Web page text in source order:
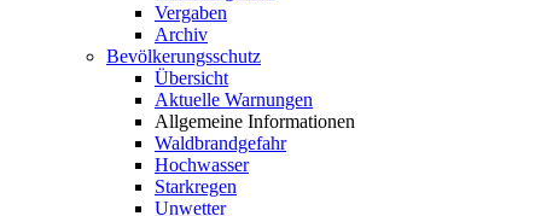
Vergaben
Archiv
Bevölkerungsschutz
Übersicht
Aktuelle Warnungen
Allgemeine Informationen
Waldbrandgefahr
Hochwasser
Starkregen
Unwetter